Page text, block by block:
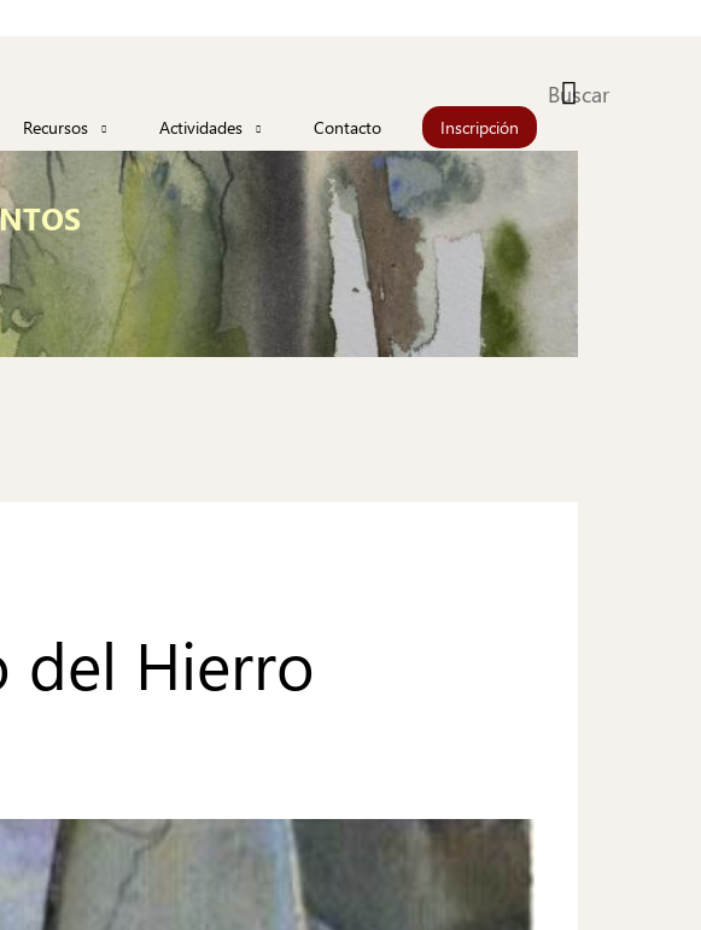
Recursos
Taller Buhaira
Taller online
Catálogos exposiciones
Revista Acuarela Información
Tutoriales/Materiales
Actividades
Actualidad
Agenda
Contacto Inscripción
Buscar
del Hierro